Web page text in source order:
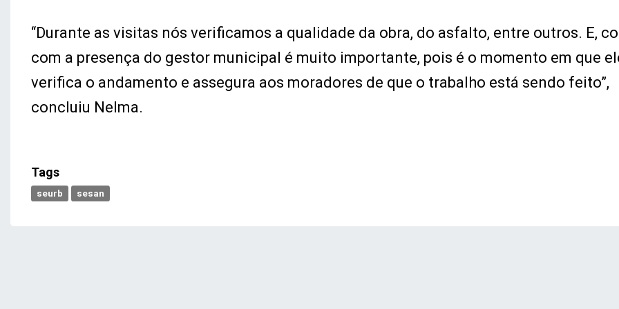
“Durante as visitas nós verificamos a qualidade da obra, do asfalto, entre outros. E,
com a presença do gestor municipal é muito importante, pois é o momento em que
verifica o andamento e assegura aos moradores de que o trabalho está sendo feito”,
concluiu Nelma.
Tags
seurb sesan